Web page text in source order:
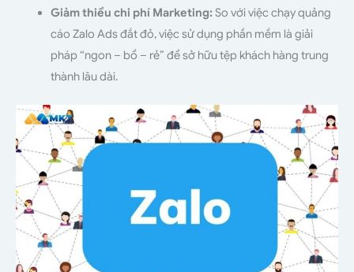
Giảm thiểu chi phí Marketing:So với việc chạy quảng
cáo Zalo Ads đắt đỏ, việc sử dụng phần mềm là giải
pháp “ngon – bổ – rẻ” để sở hữu tệp khách hàng trung
thành lâu dài.